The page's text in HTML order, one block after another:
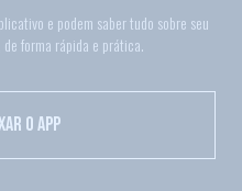
e podem saber tudo sobre seu
forma rápida e prática.
o app